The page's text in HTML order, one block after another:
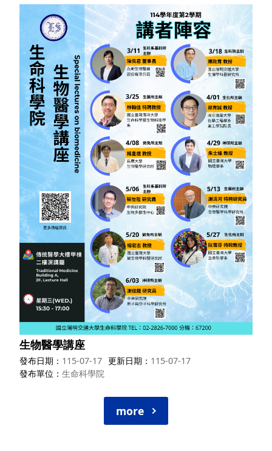
生物醫學講座
發布日期 115-07-17 更新日期
115-07-17
發布單位
生命科學院
more